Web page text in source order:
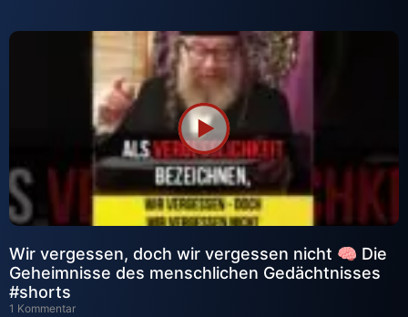
Wir vergessen, doch wir vergessen nicht 🧠 Die
Geheimnisse des menschlichen Gedächtnisses
#shorts
1 Kommentar